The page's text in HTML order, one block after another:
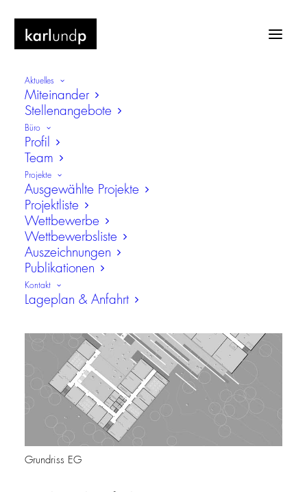
Aktuelles
Miteinander
Stellenangebote
Büro
Profil
Team
Projekte
Ausgewählte Projekte
Projektliste
Wettbewerbe
Wettbewerbsliste
Auszeichnungen
Publikationen
Kontakt
Lageplan & Anfahrt
Berufsschulzentrum, Spaichingen
Neubau
Grundriss EG